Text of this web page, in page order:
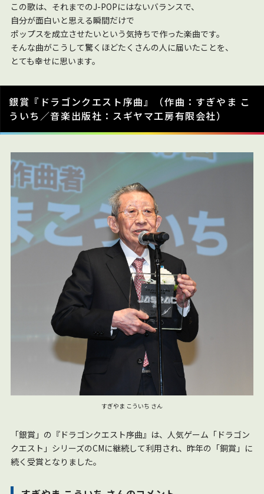
この歌は、それまでのJ-POPにはないバランスで、
自分が面白いと思える瞬間だけで
ポップスを成立させたいという気持ちで作った楽曲です。
そんな曲がこうして驚くほどたくさんの人に届いたことを、
とても幸せに思います。
銀賞『ドラゴンクエスト序曲』（作曲：すぎやま こ
ういち／音楽出版社：スギヤマ工房有限会社）
すぎやま こういち さん
「銀賞」の『ドラゴンクエスト序曲』は、人気ゲーム「ドラゴン
クエスト」シリーズのCMに継続して利用され、昨年の「銅賞」に
続く受賞となりました。